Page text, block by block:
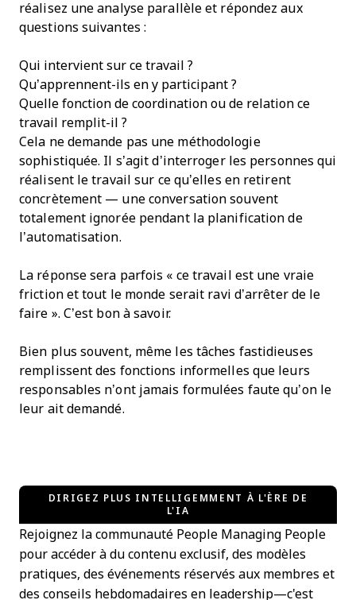
réalisez une analyse parallèle et répondez aux
questions suivantes :
Qui intervient sur ce travail ?
Qu’apprennent-ils en y participant ?
Quelle fonction de coordination ou de relation ce
travail remplit-il ?
Cela ne demande pas une méthodologie
sophistiquée. Il s’agit d’interroger les personnes qui
réalisent le travail sur ce qu’elles en retirent
concrètement — une conversation souvent
totalement ignorée pendant la planification de
l’automatisation.
La réponse sera parfois « ce travail est une vraie
friction et tout le monde serait ravi d’arrêter de le
faire ». C’est bon à savoir.
Bien plus souvent, même les tâches fastidieuses
remplissent des fonctions informelles que leurs
responsables n’ont jamais formulées faute qu’on le
leur ait demandé.
DIRIGEZ PLUS INTELLIGEMMENT À L'ÈRE DE
L'IA
Rejoignez la communauté People Managing People
pour accéder à du contenu exclusif, des modèles
pratiques, des événements réservés aux membres et
des conseils hebdomadaires en leadership—c'est